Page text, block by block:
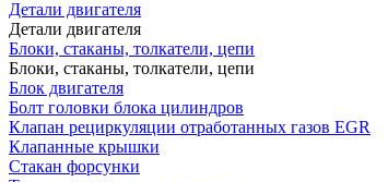
Детали двигателя
Детали двигателя
Блоки, стаканы, толкатели, цепи
Блоки, стаканы, толкатели, цепи
Блок двигателя
Болт головки блока цилиндров
Клапан рециркуляции отработанных газов EGR
Клапанные крышки
Стакан форсунки